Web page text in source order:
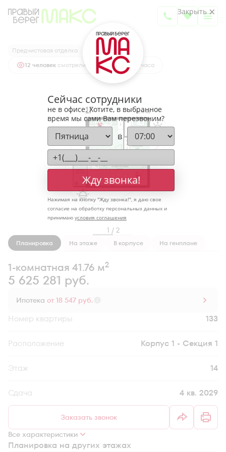
1-комнатная41.76 м2
5 625 281 руб.
Ипотекаот 18 547 руб.
Предчистовая отделка
12 человек смотрели эту квартиру за 24 часа
1 / 2
Планировка На этаже В корпусе На генплане
1-комнатная 41.76 м2
5 625 281 руб.
Ипотека от 18 547 руб.
Номер квартиры 133
Секция Корпус 1 - Секция 1
Этаж 14
Сдача 4 кв. 2029
Заказать звонок
Все характеристики
Планировка на других этажах
Закрыть
Сейчас сотрудники
не в офисе. Хотите, в выбранное
время мы сами Вам перезвоним?
в
Жду звонка!
Нажимая на кнопку "Жду звонка!", я даю свое
согласие на обработку персональных данных и
принимаю условия соглашения